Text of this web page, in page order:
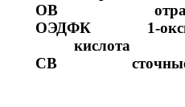
ОВ
ОЭДФК 1-
кислота
СВ